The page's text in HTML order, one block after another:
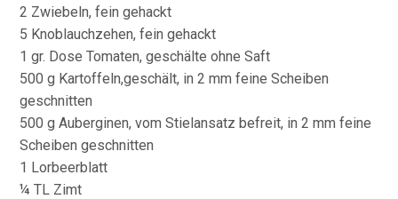
2 Zwiebeln, fein gehackt
5 Knoblauchzehen, fein gehackt
1 gr. Dose Tomaten, geschälte ohne Saft
500 g Kartoffeln,geschält, in 2 mm feine Scheiben
geschnitten
500 g Auberginen, vom Stielansatz befreit, in 2 mm feine
Scheiben geschnitten
1 Lorbeerblatt
¼ TL Zimt